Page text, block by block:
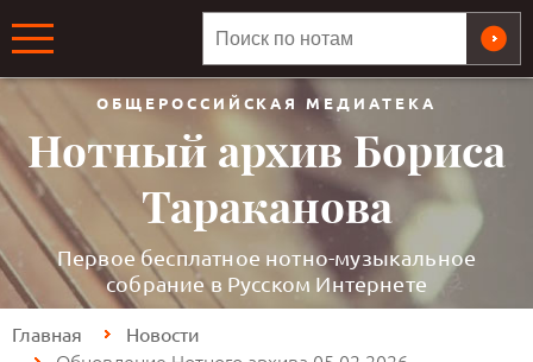
ОБЩЕРОССИЙСКАЯ МЕДИАТЕКА
Нотный архив Бориса
Тараканова
Первое бесплатное нотно-музыкальное
собрание в Русском Интернете
Главная Новости